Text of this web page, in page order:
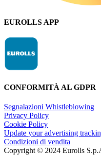
EUROLLS APP
CONFORMITÀ AL GDPR
Segnalazioni Whistleblowing
Privacy Policy
Cookie Policy
Update your advertising
Condizioni di vendita
Copyright © 2024 Eurolls